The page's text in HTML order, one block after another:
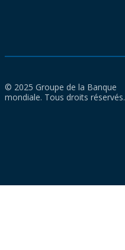
© 2025 Groupe de la Banque
mondiale. Tous droits réservés.